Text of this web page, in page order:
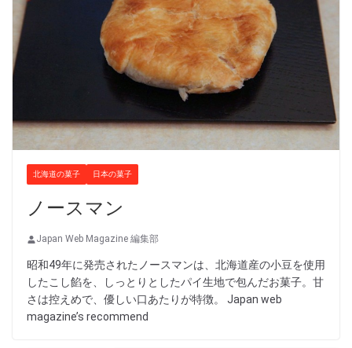
北海道の菓子 日本の菓子
ノースマン
Japan Web Magazine 編集部
昭和49年に発売されたノースマンは、北海道産の小豆を使用
したこし餡を、しっとりとしたパイ生地で包んだお菓子。甘
さは控えめで、優しい口あたりが特徴。 Japan web
magazine’s recommend